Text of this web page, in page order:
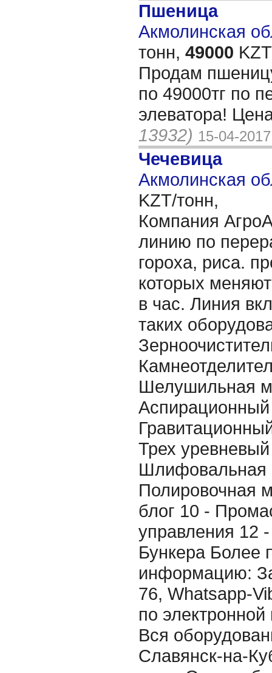
Пшеница
Акмолинская
тонн, 49000
Продам
по 49000тг по
элеватора!
13932) 15-04-2017
Чечевица
Акмолинская
KZT/тонн,
Компания
линию по
гороха, риса.
которых
в час. Линия
таких
Шелушильная
Трех
Шлифовальная
Полировочная
блог 10 -
управления 12
Бункера Более
информацию:
76, Whatsapp-
по
Вся
Славянск-на-